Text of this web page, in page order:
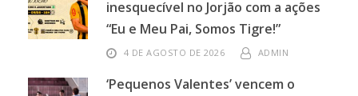
inesquecível no Jorjão com a ações
“Eu e Meu Pai, Somos Tigre!”
4 DE AGOSTO DE 2026 ADMIN
‘Pequenos Valentes’ vencem o